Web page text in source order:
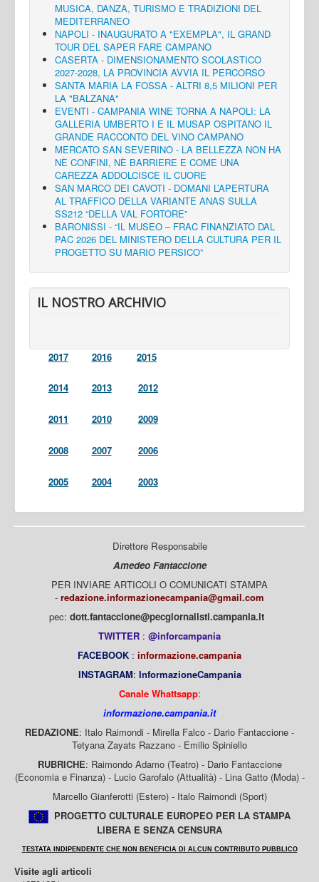
MUSICA, DANZA, TURISMO E TRADIZIONI DEL
MEDITERRANEO
NAPOLI - INAUGURATO A "EXEMPLA", IL GRAND
TOUR DEL SAPER FARE CAMPANO
CASERTA - DIMENSIONAMENTO SCOLASTICO
2027-2028, LA PROVINCIA AVVIA IL PERCORSO
SANTA MARIA LA FOSSA - ALTRI 8,5 MILIONI PER
LA "BALZANA"
EVENTI - CAMPANIA WINE TORNA A NAPOLI: LA
GALLERIA UMBERTO I E IL MUSAP OSPITANO IL
GRANDE RACCONTO DEL VINO CAMPANO
MERCATO SAN SEVERINO - LA BELLEZZA NON HA
NÈ CONFINI, NÈ BARRIERE E COME UNA
CAREZZA ADDOLCISCE IL CUORE
SAN MARCO DEI CAVOTI - DOMANI L’APERTURA
AL TRAFFICO DELLA VARIANTE ANAS SULLA
SS212 “DELLA VAL FORTORE”
BARONISSI - “IL MUSEO – FRAC FINANZIATO DAL
PAC 2026 DEL MINISTERO DELLA CULTURA PER IL
PROGETTO SU MARIO PERSICO”
IL NOSTRO ARCHIVIO
2017 2016 2015
2014 2013 2012
2011 2010 2009
2008 2007 2006
2005 2004 2003
Direttore Responsabile
Amedeo Fantaccione
PER INVIARE ARTICOLI O COMUNICATI STAMPA
- redazione.informazionecampania@gmail.com
pec: dott.fantaccione@pecgiornalisti.campania.it
TWITTER : @inforcampania
FACEBOOK : informazione.campania
INSTAGRAM: InformazioneCampania
Canale Whattsapp:
informazione.campania.it
REDAZIONE: Italo Raimondi - Mirella Falco - Dario Fantaccione -
Tetyana Zayats Razzano - Emilio Spiniello
RUBRICHE: Raimondo Adamo (Teatro) - Dario Fantaccione
(Economia e Finanza) - Lucio Garofalo (Attualità) - Lina Gatto (Moda) -
Marcello Gianferotti (Estero) - Italo Raimondi (Sport)
PROGETTO CULTURALE EUROPEO PER LA STAMPA
LIBERA E SENZA CENSURA
TESTATA INDIPENDENTE CHE NON BENEFICIA DI ALCUN CONTRIBUTO PUBBLICO
Visite agli articoli